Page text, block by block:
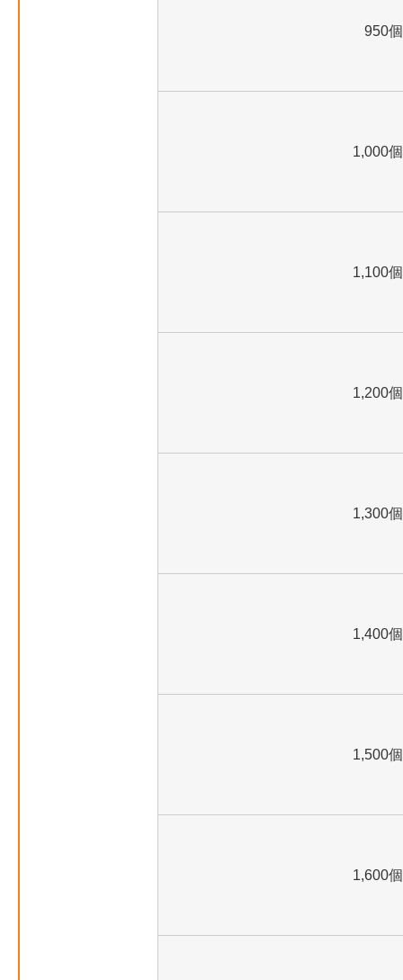
950個
1,000個
1,100個
1,200個
1,300個
1,400個
1,500個
1,600個